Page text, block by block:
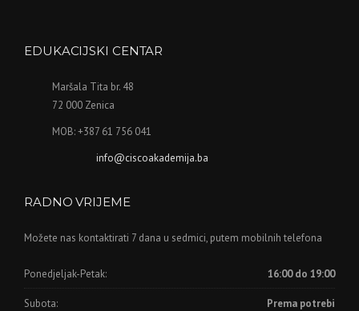
EDUKACIJSKI CENTAR
Maršala Tita br. 48
72 000 Zenica
MOB: +387 61 756 041
info@ciscoakademija.ba
RADNO VRIJEME
Možete nas kontaktirati 7 dana u sedmici, putem mobilnih telefona
Ponedjeljak-Petak: 16:00 do 19:00
Subota: Prema potrebi